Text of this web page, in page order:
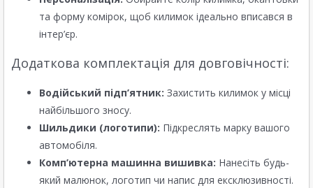
та форму комірок, щоб килимок ідеально вписався в
інтер’єр.
Додаткова комплектація для довговічності:
Водійський підп’ятник: Захистить килимок у місці
найбільшого зносу.
Шильдики (логотипи): Підкреслять марку вашого
автомобіля.
Комп’ютерна машинна вишивка: Нанесіть будь-
який малюнок, логотип чи напис для ексклюзивності.